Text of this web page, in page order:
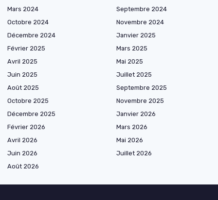
Mars 2024
Septembre 2024
Octobre 2024
Novembre 2024
Décembre 2024
Janvier 2025
Février 2025
Mars 2025
Avril 2025
Mai 2025
Juin 2025
Juillet 2025
Août 2025
Septembre 2025
Octobre 2025
Novembre 2025
Décembre 2025
Janvier 2026
Février 2026
Mars 2026
Avril 2026
Mai 2026
Juin 2026
Juillet 2026
Août 2026